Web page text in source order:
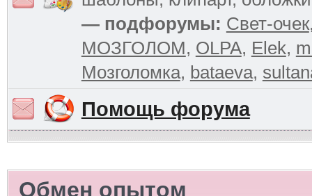
— подфорумы: Свет-очек
МОЗГОЛОМ, OLPA, Elek,
Мозголомка, bataeva,
Помощь форума
Обмен опытом